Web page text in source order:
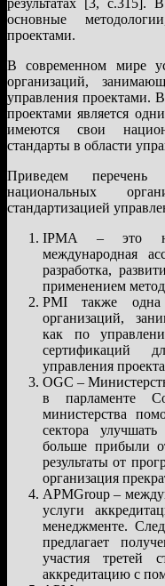
основные
проектами.
В современном мире
организаций,
управления проектами.
проектами является
имеются свои
стандарты в области
Приведем
национальных
стандартизацией
IPMA – это
международная
разработка,
применением
PMI также одна
организаций,
как по
сертификаций
управления
OGC –
в парламенте
министерства
сектора
больше прибыли
результаты от
организация
APMGroup –
услуги
менеджменте.
предлагает
участия третей
аккредитацию с